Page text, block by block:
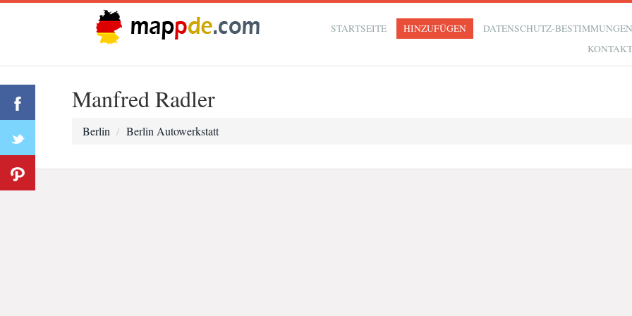
STARTSEITE HINZUFÜGEN
DATENSCHUTZ-
Manfred Radler
Berlin Berlin Autowerkstatt